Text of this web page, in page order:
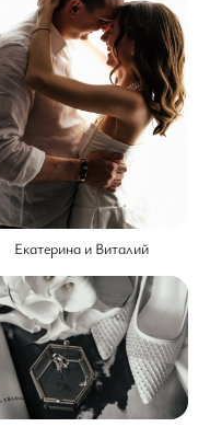
Екатерина и Виталий